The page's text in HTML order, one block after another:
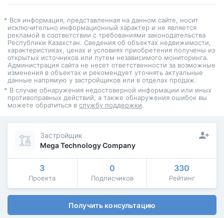
* Вся информация, представленная на данном сайте, носит
исключительно информационный характер и не является
рекламой в соответствии с требованиями законодательства
Республики Казахстан. Сведения об объектах недвижимости,
характеристиках, ценах и условиях приобретения получены из
открытых источников или путем независимого мониторинга.
Администрация сайта не несет ответственности за возможные
изменения в объектах и рекомендует уточнять актуальные
данные напрямую у застройщиков или в отделах продаж.
* В случае обнаружения недостоверной информации или иных
противоправных действий, а также обнаружения ошибок вы
можете обратиться в службу поддержки.
Застройщик
Mega Technology Company
3
Проекта
0
Подписчиков
330
Рейтинг
Получить консультацию